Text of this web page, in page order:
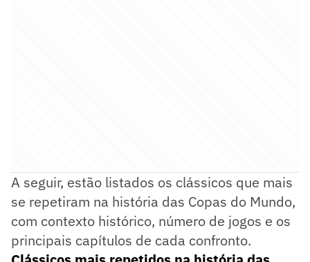
A seguir, estão listados os clássicos que mais
se repetiram na história das Copas do Mundo,
com contexto histórico, número de jogos e os
principais capítulos de cada confronto.